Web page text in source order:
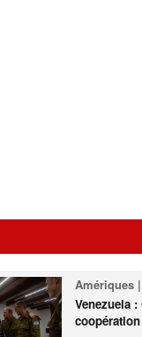
Amériques
Venezuela